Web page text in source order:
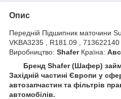
Опис
Передній Підшипник маточини
VKBA3235 , R181.09 ,
Виробництво: ShaferКраїна:
Бренд Shafer (Шафер)
Західній частині Європи у
автозапчастин та фільтрів
автомобілів.